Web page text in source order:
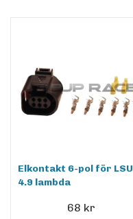
Elkontakt 6-pol för LSU
4.9 lambda
68 kr